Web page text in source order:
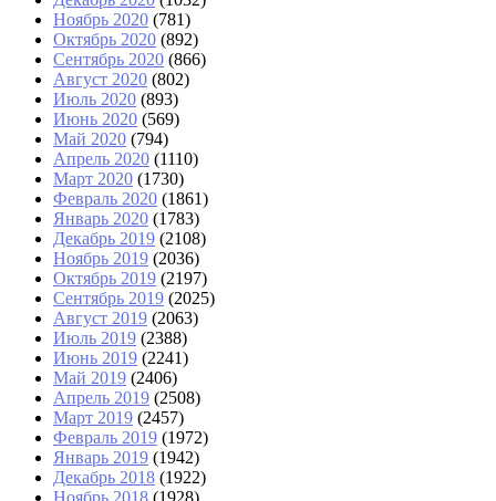
Ноябрь 2020 (781)
Октябрь 2020 (892)
Сентябрь 2020 (866)
Август 2020 (802)
Июль 2020 (893)
Июнь 2020 (569)
Май 2020 (794)
Апрель 2020 (1110)
Март 2020 (1730)
Февраль 2020 (1861)
Январь 2020 (1783)
Декабрь 2019 (2108)
Ноябрь 2019 (2036)
Октябрь 2019 (2197)
Сентябрь 2019 (2025)
Август 2019 (2063)
Июль 2019 (2388)
Июнь 2019 (2241)
Май 2019 (2406)
Апрель 2019 (2508)
Март 2019 (2457)
Февраль 2019 (1972)
Январь 2019 (1942)
Декабрь 2018 (1922)